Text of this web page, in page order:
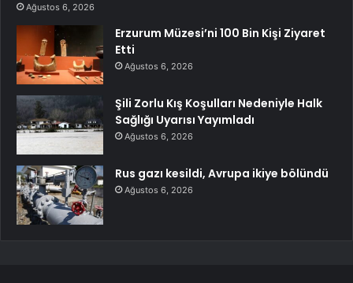
Ağustos 6, 2026
Erzurum Müzesi’ni 100 Bin Kişi Ziyaret
Etti
Ağustos 6, 2026
Şili Zorlu Kış Koşulları Nedeniyle Halk
Sağlığı Uyarısı Yayımladı
Ağustos 6, 2026
Rus gazı kesildi, Avrupa ikiye bölündü
Ağustos 6, 2026